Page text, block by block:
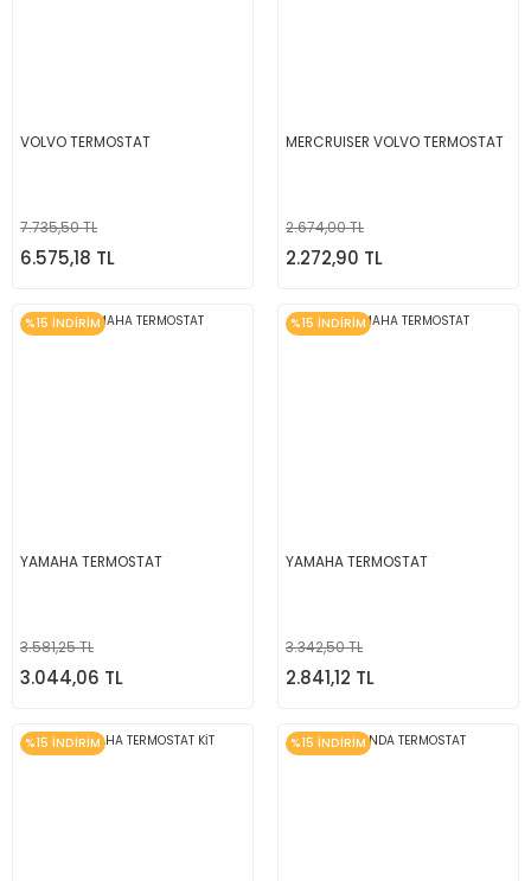
VOLVO TERMOSTAT
7.735,50 TL
6.575,18 TL
MERCRUISER VOLVO TERMOSTAT
2.674,00 TL
2.272,90 TL
%15 İNDİRİM
YAMAHA TERMOSTAT
3.581,25 TL
3.044,06 TL
%15 İNDİRİM
YAMAHA TERMOSTAT
3.342,50 TL
2.841,12 TL
%15 İNDİRİM %15 İNDİRİM